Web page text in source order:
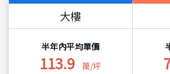
大樓
半年內平均單價
113.9 萬/坪